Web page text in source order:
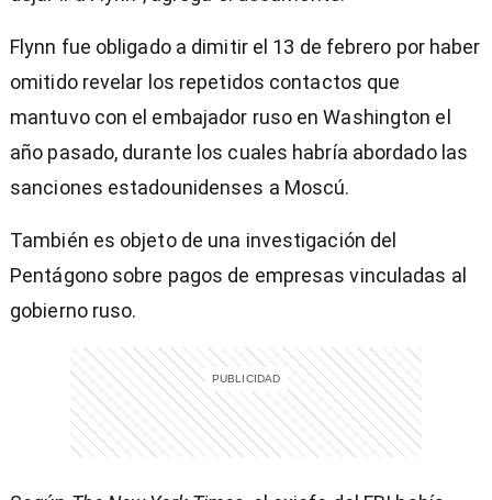
Flynn fue obligado a dimitir el 13 de febrero por haber
omitido revelar los repetidos contactos que
mantuvo con el embajador ruso en Washington el
año pasado, durante los cuales habría abordado las
sanciones estadounidenses a Moscú.
También es objeto de una investigación del
Pentágono sobre pagos de empresas vinculadas al
gobierno ruso.